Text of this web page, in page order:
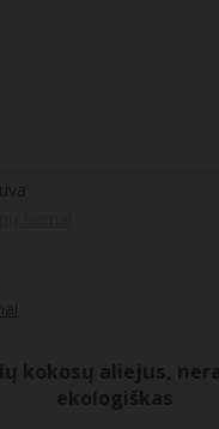
kokosų aliejus,
ekologiškas